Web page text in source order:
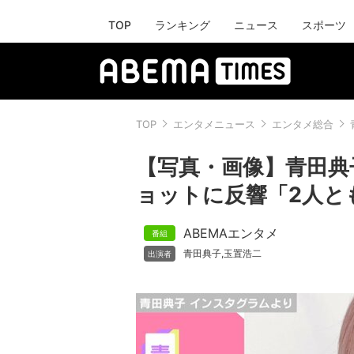
TOP ランキング ニュース スポーツ
TOP エンタメニュース エンタメ総合
【写真・画像】青田
ョットに反響「2人と
ABEMAエンタメ
青田典子,玉置浩二